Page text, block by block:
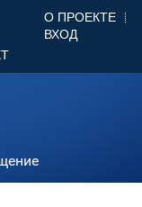
О ПРОЕКТЕ
ВХОД